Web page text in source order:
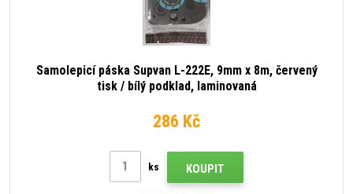
Samolepicí páska Supvan L-222E, 9mm x 8m, červený
tisk / bílý podklad, laminovaná
286 Kč
ks KOUPIT